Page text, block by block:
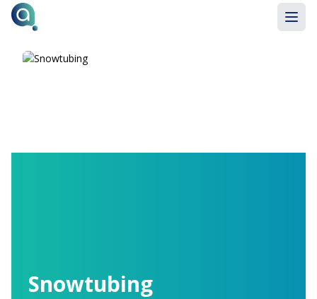
Snowtubing